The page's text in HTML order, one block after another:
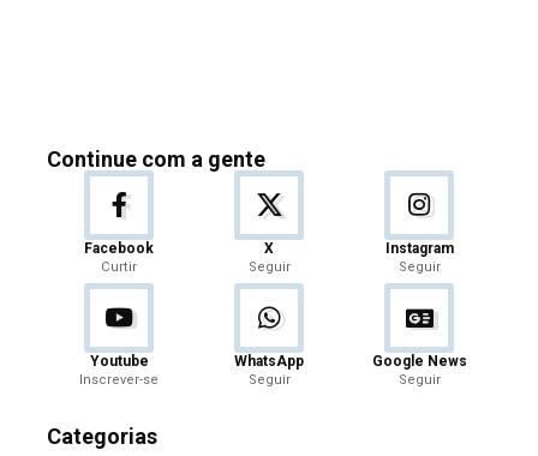
Continue com a gente
Facebook
Curtir
X
Seguir
Instagram
Seguir
Youtube
Inscrever-se
WhatsApp
Seguir
Google News
Seguir
Categorias